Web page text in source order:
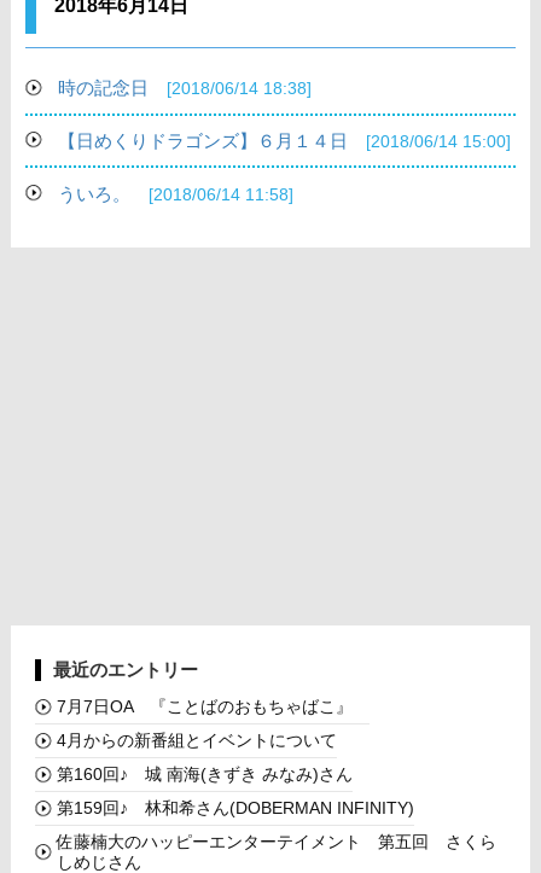
2018年6月14日
時の記念日 [2018/06/14 18:38]
【日めくりドラゴンズ】６月１４日 [2018/06/14 15:00]
ういろ。 [2018/06/14 11:58]
最近のエントリー
7月7日OA 『ことばのおもちゃばこ』
4月からの新番組とイベントについて
第160回♪ 城 南海(きずき みなみ)さん
第159回♪ 林和希さん(DOBERMAN INFINITY)
佐藤楠大のハッピーエンターテイメント 第五回 さくら
しめじさん